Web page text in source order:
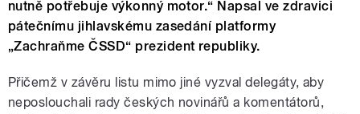
nutně potřebuje výkonný motor.“ Napsal ve zdravici
pátečnímu jihlavskému zasedání platformy
„Zachraňme ČSSD“ prezident republiky.
Přičemž v závěru listu mimo jiné vyzval delegáty, aby
neposlouchali rady českých novinářů a komentátorů,